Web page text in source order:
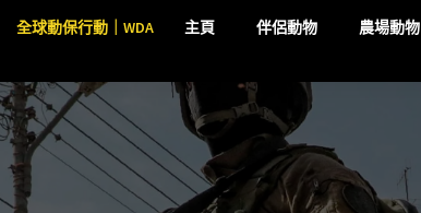
全球動保行動｜WDA 主頁 伴侶動物 農場動物